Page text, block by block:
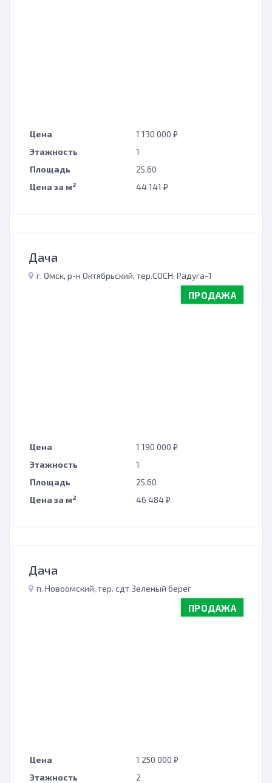
Цена
1 130 000 ₽
Этажность
1
Площадь
25.60
Цена за м2 44 141 ₽
Дача
г. Омск, р-н Октябрьский, тер.СОСН. Радуга-1
ПРОДАЖА
Цена
1 190 000 ₽
Этажность
1
Площадь
25.60
Цена за м2 46 484 ₽
Дача
п. Новоомский, тер. сдт Зеленый берег
ПРОДАЖА
Цена
1 250 000 ₽
Этажность
2